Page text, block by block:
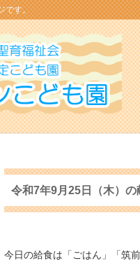
です。
令和7年9月25日（木）の
今日の給食は「ごはん」「筑